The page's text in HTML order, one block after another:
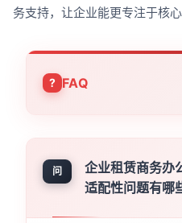
务支持，让企业能更专注于核
FAQ
问
企业租赁商务办
适配性问题有哪